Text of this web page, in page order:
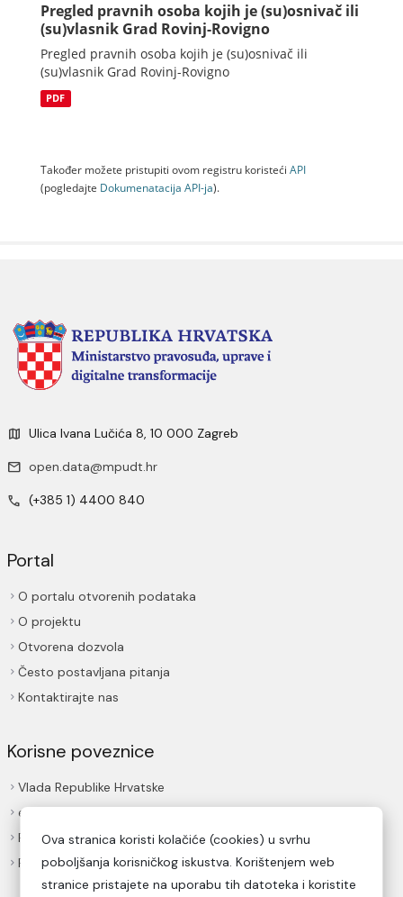
Pregled pravnih osoba kojih je (su)osnivač ili
(su)vlasnik Grad Rovinj-Rovigno
Pregled pravnih osoba kojih je (su)osnivač ili
(su)vlasnik Grad Rovinj-Rovigno
PDF
Također možete pristupiti ovom registru koristeći API
(pogledajte Dokumenаtаcijа API-jа).